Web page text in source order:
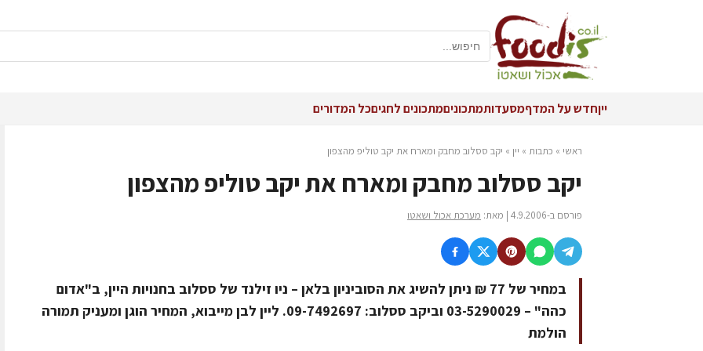
ייןחדש על המדףמסעדותמתכוניםמתכונים לחגיםכל המדורים
ראשי » כתבות » יין » יקב ססלוב מחבק ומארח את יקב טוליפ מהצפון
יקב ססלוב מחבק ומארח את יקב טוליפ מהצפון
פורסם ב-4.9.2006 | מאת: מערכת אכול ושאטו
במחיר של 77 ₪ ניתן להשיג את הסוביניון בלאן – ניו זילנד של ססלוב בחנויות היין, ב"אדום
כהה" – 03-5290029 וביקב ססלוב: 09-7492697. ליין לבן מייבוא, המחיר הוגן ומעניק תמורה
הולמת